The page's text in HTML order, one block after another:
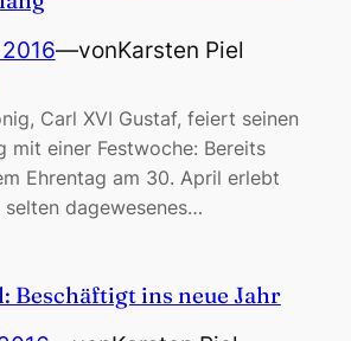
—vonKarsten Piel
Carl XVI Gustaf, feiert seinen
mit einer Festwoche: Bereits
Ehrentag am 30. April erlebt
dagewesenes…
Beschäftigt ins neue Jahr